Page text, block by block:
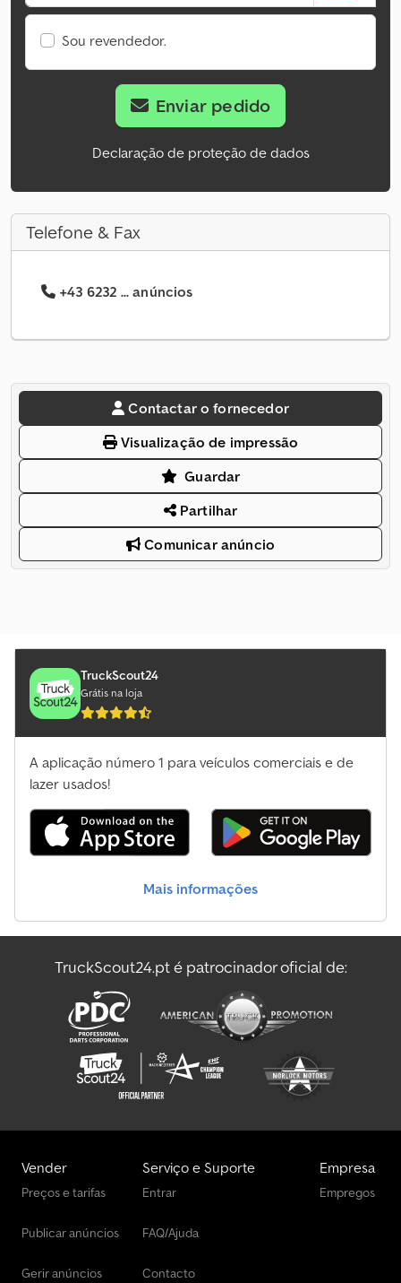
Sou revendedor.
Enviar pedido
Declaração de proteção de dados
Telefone & Fax
+43 6232 ... anúncios
Contactar o fornecedor
Visualização de impressão
Guardar
Partilhar
Comunicar anúncio
TruckScout24
Grátis na loja
A aplicação número 1 para veículos comerciais e de
lazer usados!
Mais informações
TruckScout24.pt é patrocinador oficial de:
Vender
Preços e tarifas
Publicar anúncios
Gerir anúncios
Serviço e Suporte
Entrar
FAQ/Ajuda
Contacto
Empresa
Empregos